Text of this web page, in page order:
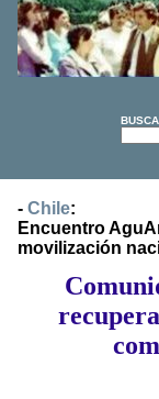
- Chile:
Encuentro
movilización